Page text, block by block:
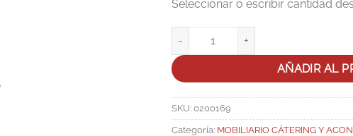
AÑADIR AL
SKU: 0200169
Categoría: MOBILIARIO CÁTERING Y